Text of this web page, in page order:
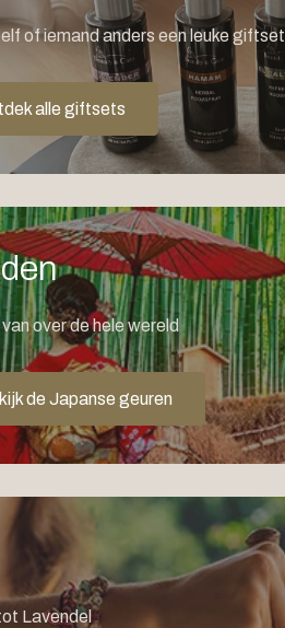
of iemand anders een leuke giftset
alle giftsets
over de hele wereld
de Japanse geuren
Lavendel